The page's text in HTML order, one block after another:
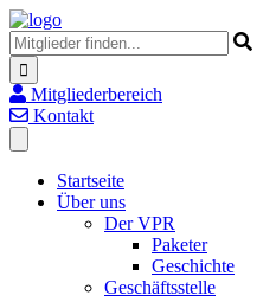
Mitgliederbereich
Kontakt
Startseite
Über uns
Der VPR
Paketer
Geschichte
Geschäftsstelle